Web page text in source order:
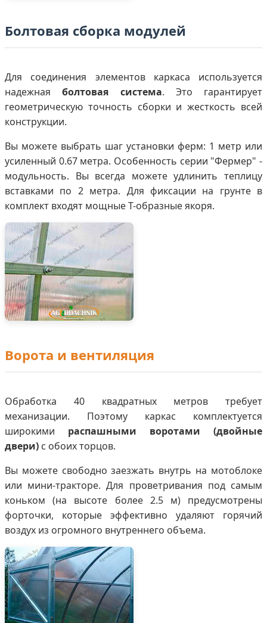
Болтовая сборка модулей
Для соединения элементов каркаса используется
надежнаяболтовая система. Это гарантирует
геометрическую точность сборки и жесткость всей
конструкции.
Вы можете выбрать шаг установки ферм: 1 метр или
усиленный 0.67 метра. Особенность серии "Фермер" -
модульность. Вы всегда можете удлинить теплицу
вставками по 2 метра. Для фиксации на грунте в
комплект входят мощные Т-образные якоря.
Ворота и вентиляция
Обработка 40 квадратных метров требует
механизации. Поэтому каркас комплектуется
широкими распашными воротами (двойные
двери) с обоих торцов.
Вы можете свободно заезжать внутрь на мотоблоке
или мини-тракторе. Для проветривания под самым
коньком (на высоте более 2.5 м) предусмотрены
форточки, которые эффективно удаляют горячий
воздух из огромного внутреннего объема.